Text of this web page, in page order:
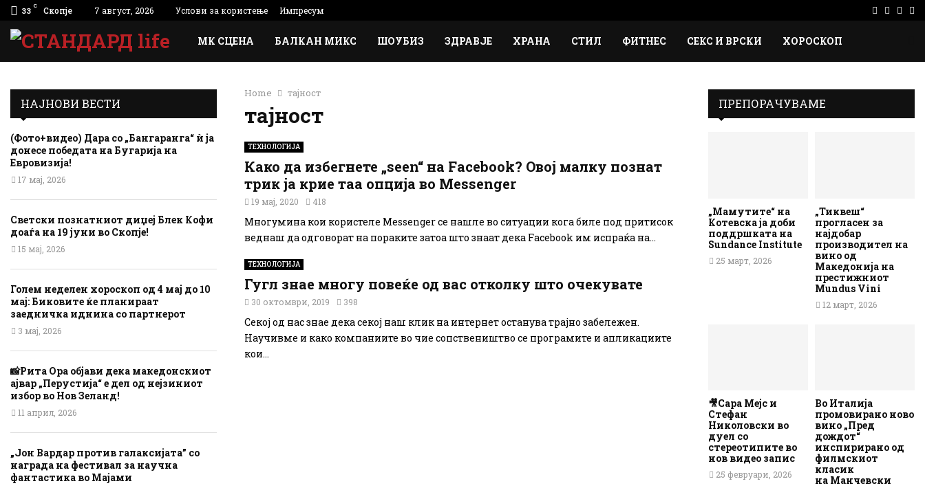
33 C Скопје 7 август, 2026 Услови за користење Импресум Facebook
МК СЦЕНА БАЛКАН МИКС ШОУБИЗ ЗДРАВЈЕ ХРАНА СТИЛ ФИТНЕС СЕКС И ВРСКИ ХОРОСКОП
Home тајност
тајност
ТЕХНОЛОГИЈА
Како да избегнете „seen“ на Facebook? Овој малку познат
трик ја крие таа опција во Messenger
19 мај, 2020 418
Многумина кои користеле Messenger се нашле во ситуации кога биле под притисок
веднаш да одговорат на пораките затоа што знаат дека Facebook им испраќа на...
ТЕХНОЛОГИЈА
Гугл знае многу повеќе од вас отколку што очекувате
30 октомври, 2019 398
Секој од нас знае дека секој наш клик на интернет останува трајно забележен.
Научивме и како компаниите во чие сопствеништво се програмите и апликациите
кои...
НАЈНОВИ ВЕСТИ
(Фото+видео) Дара со „Бангаранга“ ѝ ја
донесе победата на Бугарија на
Евровизија!
17 мај, 2026
Светски познатниот диџеј Блек Кофи
доаѓа на 19 јуни во Скопје!
15 мај, 2026
Голем неделен хороскоп од 4 мај до 10
мај: Биковите ќе планираат
заедничка иднина со партнерот
3 мај, 2026
📸Рита Ора објави дека македонскиот
ајвар „Перустија“ е дел од нејзиниот
избор во Нов Зеланд!
11 април, 2026
„Јон Вардар против галаксијата” со
награда на фестивал за научна
фантастика во Мајами
ПРЕПОРАЧУВАМЕ
„Мамутите“ на
Котевска ја доби
поддршката на
Sundance Institute
25 март, 2026
„Тиквеш“
прогласен за
најдобар
производител на
вино од
Македонија на
престижниот
Mundus Vini
12 март, 2026
🎥Сара Мејс и
Стефан
Николовски во
дуел со
стереотипите во
нов видео запис
25 февруари, 2026
Во Италија
промовирано ново
вино „Пред
дождот“
инспирирано од
филмскиот
класик
на Манчевски